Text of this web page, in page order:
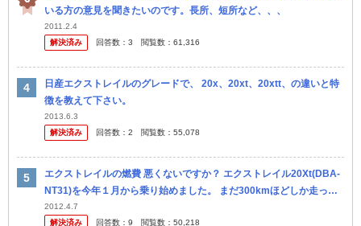
いる方の意見を聞きたいのです。長所、短所など、、、
2011.2.4
解決済み
回答数： 3 閲覧数： 61,316
日産エクストレイルのグレードで、 20x、20xt、20xtt、の違いと特
徴を教えて下さい。
2013.6.3
解決済み
回答数： 2 閲覧数： 55,078
エクストレイルの燃費 悪くないですか？ エクストレイル20Xt(DBA-
NT31)を今年１月から乗り始めました。 まだ300kmほどしか走って
いませんが、燃費は６km/lも出ないくらい。 (2W...
2012.4.7
解決済み
回答数： 9 閲覧数： 50,218